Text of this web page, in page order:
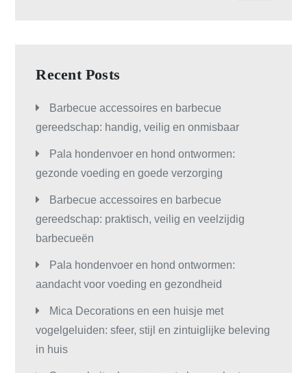
Recent Posts
Barbecue accessoires en barbecue
gereedschap: handig, veilig en onmisbaar
Pala hondenvoer en hond ontwormen:
gezonde voeding en goede verzorging
Barbecue accessoires en barbecue
gereedschap: praktisch, veilig en veelzijdig
barbecueën
Pala hondenvoer en hond ontwormen:
aandacht voor voeding en gezondheid
Mica Decorations en een huisje met
vogelgeluiden: sfeer, stijl en zintuiglijke beleving
in huis